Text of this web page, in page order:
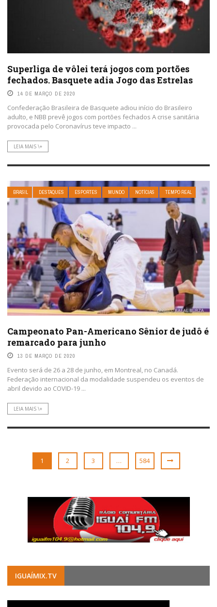
Superliga de vôlei terá jogos com portões
fechados. Basquete adia Jogo das Estrelas
14 DE MARÇO DE 2020
Confederação Brasileira de Basquete adiou início do Brasileiro
adulto, e NBB prevê jogos com portões fechados A crise sanitária
provocada pelo Coronavírus teve impacto ...
LEIA MAIS \+
BRASIL DESTAQUES ESPORTES MUNDO NOTÍCIAS TEMPO REAL
Campeonato Pan-Americano Sênior de judô é
remarcado para junho
13 DE MARÇO DE 2020
Evento será de 26 a 28 de junho, em Montreal, no Canadá.
Federação internacional da modalidade suspendeu os eventos de
abril devido ao COVID-19 ...
LEIA MAIS \+
1 2 3 … 584
IGUAÍMIX.TV